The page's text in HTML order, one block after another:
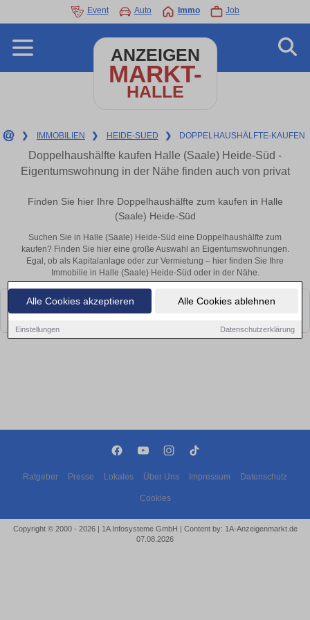
Alle Cookies akzeptieren Alle Cookies ablehnen
Einstellungen Datenschutzerklärung
Event Auto Immo Job
ANZEIGEN
MARKT-
HALLE
❯ IMMOBILIEN ❯ HEIDE-SUED ❯ DOPPELHAUSHÄLFTE-KAUFEN
Doppelhaushälfte kaufen Halle (Saale) Heide-Süd -
Eigentumswohnung in der Nähe finden auch von privat
Finden Sie hier Ihre Doppelhaushälfte zum kaufen in Halle
(Saale) Heide-Süd
Suchen Sie in Halle (Saale) Heide-Süd eine Doppelhaushälfte zum
kaufen? Finden Sie hier eine große Auswahl an Eigentumswohnungen.
Egal, ob als Kapitalanlage oder zur Vermietung – hier finden Sie Ihre
Immobilie in Halle (Saale) Heide-Süd oder in der Nähe.
Leider konnten wir derzeit keine passenden Objekte finden. Schauen Sie
bald wieder vorbei!
Ratgeber Presse Lokales Über Uns Impressum Datenschutz
Cookies
Copyright © 2000 - 2026 | 1A Infosysteme GmbH | Content by: 1A-Anzeigenmarkt.de
07.08.2026